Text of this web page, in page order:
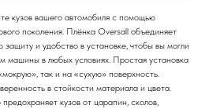
кузов вашего автомобиля с помощью
поколения. Плёнка Oversall объединяет
и удобство в установке, чтобы вы могли
машины в любых условиях. Простая установка
так и на «сухую» поверхность.
в стойкости материала и цвета.
кузов от царапин, сколов,